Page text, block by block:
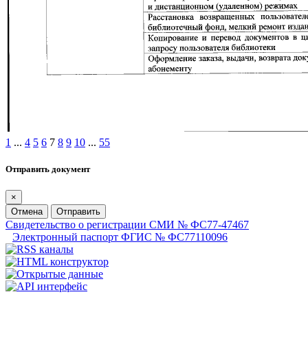
1 ... 4 5 6 7 8 9 10 ... 55
Отправить документ
×
Отмена
Отправить
Свидетельство о регистрации СМИ № ФС77-47467
Электронный паспорт ФГИС № ФС77110096